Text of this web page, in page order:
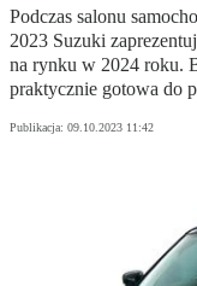
Podczas salonu
2023 Suzuki
na rynku w 2024 roku.
praktycznie gotowa do
Publikacja: 09.10.2023 11:42